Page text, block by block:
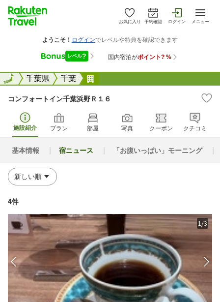
お気に入り 予約確認 ログイン メニュー
全国千葉県 千葉
全国
コンフォートイン千葉浜野Ｒ１６
施設紹介 プラン 部屋 写真 クーポン クチコミ
基本情報 宿ニュース 「お腹いっぱい」モーニング
4件
1/3